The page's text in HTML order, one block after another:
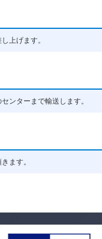
上げます。
ンターまで輸送します。
ます。